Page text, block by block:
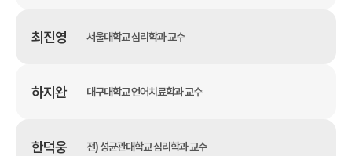
최진영 서울대학교 심리학과 교수
하지완 대구대학교 언어치료학과 교수
한덕웅 전) 성균관대학교 심리학과 교수